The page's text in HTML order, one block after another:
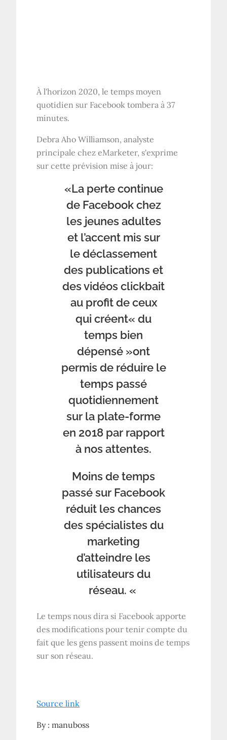
À l'horizon 2020, le temps moyen
quotidien sur Facebook tombera à 37
minutes.
Debra Aho Williamson, analyste
principale chez eMarketer, s'exprime
sur cette prévision mise à jour:
«La perte continue
de Facebook chez
les jeunes adultes
et l’accent mis sur
le déclassement
des publications et
des vidéos clickbait
au profit de ceux
qui créent« du
temps bien
dépensé »ont
permis de réduire le
temps passé
quotidiennement
sur la plate-forme
en 2018 par rapport
à nos attentes.
Moins de temps
passé sur Facebook
réduit les chances
des spécialistes du
marketing
d’atteindre les
utilisateurs du
réseau. «
Le temps nous dira si Facebook apporte
des modifications pour tenir compte du
fait que les gens passent moins de temps
sur son réseau.
Source link
By :manuboss